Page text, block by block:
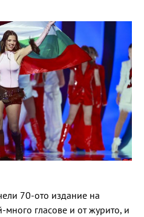
70-ото издание на
много гласове и от журито, и